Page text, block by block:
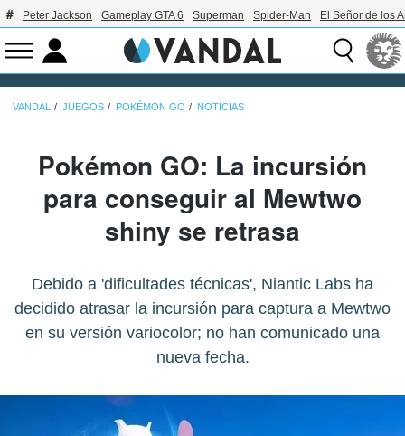
Peter Jackson Gameplay GTA 6 Superman Spider-Man El Señor de los
VANDAL JUEGOS POKÉMON GO NOTICIAS
Pokémon GO: La incursión
para conseguir al Mewtwo
shiny se retrasa
Debido a 'dificultades técnicas', Niantic Labs ha
decidido atrasar la incursión para captura a Mewtwo
en su versión variocolor; no han comunicado una
nueva fecha.